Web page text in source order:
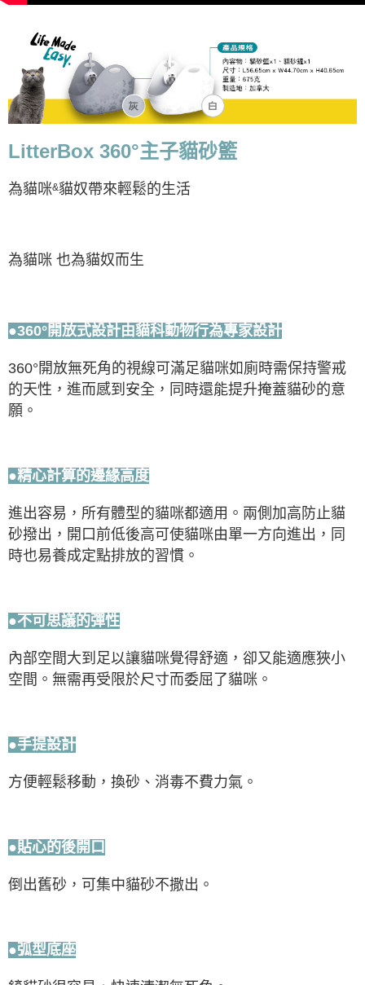
LitterBox 360°主子貓砂籃
為貓咪&貓奴帶來輕鬆的生活
為貓咪 也為貓奴而生
●360°開放式設計由貓科動物行為專家設計
360°開放無死角的視線可滿足貓咪如廁時需保持警戒
的天性，進而感到安全，同時還能提升掩蓋貓砂的意
願。
●精心計算的邊緣高度
進出容易，所有體型的貓咪都適用。兩側加高防止貓
砂撥出，開口前低後高可使貓咪由單一方向進出，同
時也易養成定點排放的習慣。
●不可思議的彈性
內部空間大到足以讓貓咪覺得舒適，卻又能適應狹小
空間。無需再受限於尺寸而委屈了貓咪。
●手提設計
方便輕鬆移動，換砂、消毒不費力氣。
●貼心的後開口
倒出舊砂，可集中貓砂不撒出。
●弧型底座